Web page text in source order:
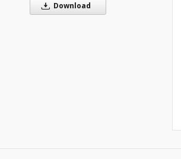
Download